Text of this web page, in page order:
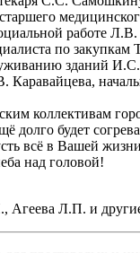
работе Л.В.
по
зданий
Каравайцева,
коллективам
долго будет
всё в Вашей жизни
над головой!
Л.П. и